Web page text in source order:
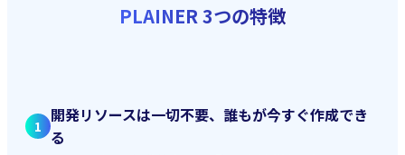
PLAINER 3つの特徴
1
開発リソースは一切不要、誰もが今すぐ作成でき
る